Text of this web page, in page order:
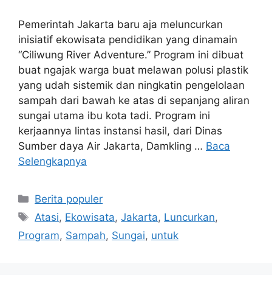
Pemerintah Jakarta baru aja meluncurkan
inisiatif ekowisata pendidikan yang dinamain
“Ciliwung River Adventure.” Program ini dibuat
buat ngajak warga buat melawan polusi plastik
yang udah sistemik dan ningkatin pengelolaan
sampah dari bawah ke atas di sepanjang aliran
sungai utama ibu kota tadi. Program ini
kerjaannya lintas instansi hasil, dari Dinas
Sumber daya Air Jakarta, Damkling … Baca
Selengkapnya
Kategori
Berita populer
Tag
Atasi, Ekowisata,Jakarta, Luncurkan,
Program, Sampah, Sungai, untuk